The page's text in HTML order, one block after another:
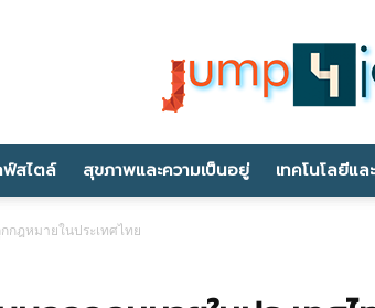
ฟ์สไตล์ สุขภาพและความเป็นอยู่ เทคโนโลยีแ
ฎหมายในประเทศไทย